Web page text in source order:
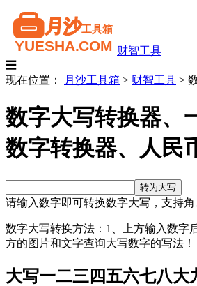
财智工具
☰
现在位置：
月沙工具箱 > 财智工具 >
数字大写转换器、
数字转换器、人民
请输入数字即可转换数字大写，支持角
数字大写转换方法：1、上方输入数字
方的图片和文字查询大写数字的写法！
大写一二三四五六七八大